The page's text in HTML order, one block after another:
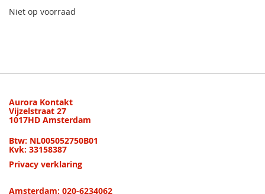
Niet op voorraad
Aurora Kontakt
Vijzelstraat 27
1017HD Amsterdam
Btw: NL005052750B01
Kvk: 33158387
Privacy verklaring
Amsterdam: 020-6234062